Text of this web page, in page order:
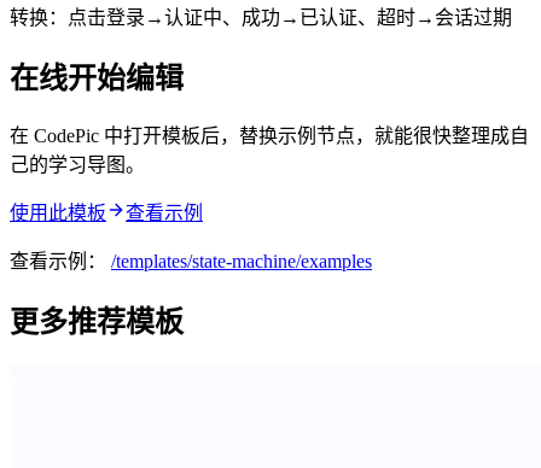
转换：点击登录→认证中、成功→已认证、超时→会话过期
在线开始编辑
在 CodePic 中打开模板后，替换示例节点，就能很快整理成自
己的学习导图。
使用此模板 查看示例
查看示例： /templates/state-machine/examples
更多推荐模板